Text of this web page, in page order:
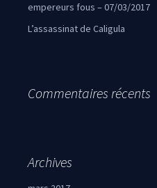
empereurs fous – 07/03/2017
L’assassinat de Caligula
Commentaires récents
Archives